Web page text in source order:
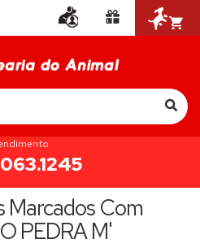
Marcados Com
PEDRA M'